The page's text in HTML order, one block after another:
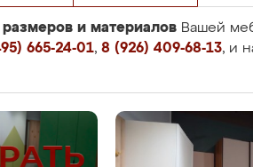
размеров и материалов Вашей
665-24-01, 8 (926) 409-68-13, и